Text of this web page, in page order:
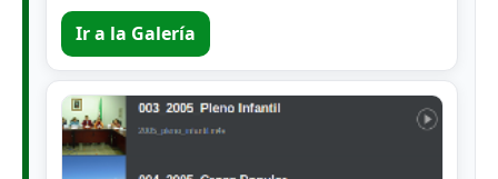
Ir a la Galería